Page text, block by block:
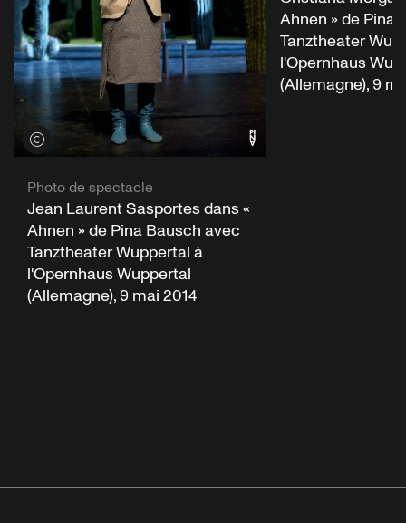
Voir les crédits
Photo de spectacle
Jean Laurent Sasportes dans «
Ahnen » de Pina Bausch avec
Tanztheater Wuppertal à
l'Opernhaus Wuppertal
(Allemagne), 9 mai 2014
Ahnen » de Pina
Tanztheater
l'Opernhaus
(Allemagne), 9